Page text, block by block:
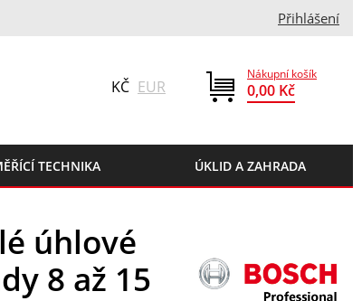
Přihlášení
Nákupní košík
0,00 Kč
KČ EUR
TECHNIKA ÚKLID A ZAHRADA
úhlové
8 až 15